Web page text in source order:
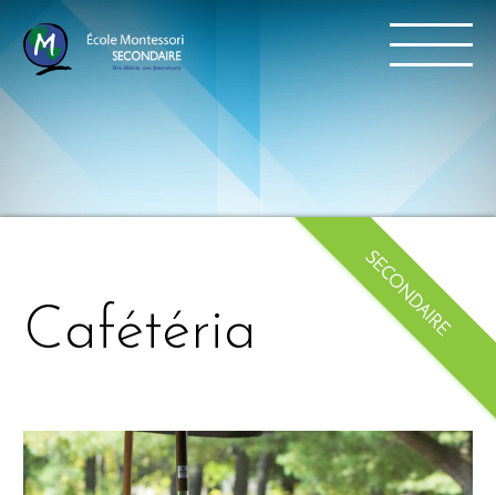
Cafétéria